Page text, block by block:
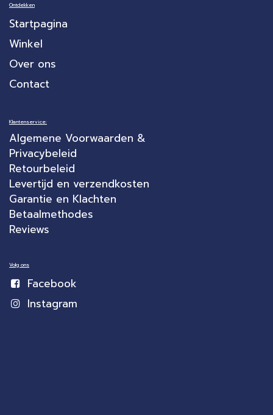
Ontdekken
Startpagina
Winkel
Over ons
Contact
Klantenservice:
Algemene Voorwaarden &
Privacybeleid
Retourbeleid
Levertijd en verzendkosten
Garantie en Klachten
Betaalmethodes
Reviews
Volg ons
Facebook
Instagram